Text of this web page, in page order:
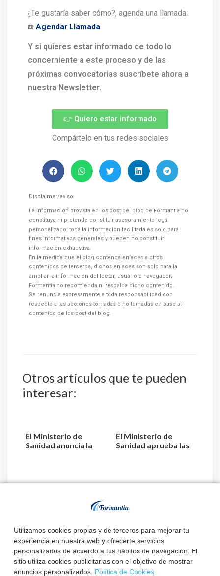
Utilizamos cookies propias y de terceros para mejorar tu
experiencia en nuestra web y ofrecerte servicios
personalizados de acuerdo a tus hábitos de navegación. El
sitio utiliza cookies publicitarias con el objetivo de mostrar
anuncios personalizados. Política de Cookies
¿Te gustaría saber cómo?, agenda una llamada:
☎️ Agendar Llamada
Y si quieres estar informado de todo lo
concerniente a este proceso y de las
próximas convocatorias suscríbete ahora a
nuestra Newsletter.
👉 Quiero estar informado
Compártelo en tus redes sociales
Disclaimer/aviso:
La información provista en los post del blog de Formantia no
constituye ni pretende constituir asesoramiento legal
personalizado; toda la información facilitada es solo para
fines informativos generales y pueden no constituir
información exhaustiva.
En la medida que el blog contenga enlaces a otros
contenidos de terceros, dichos enlaces son solo para la
ampliar la información del lector, usuario o navegador;
Formantia no recomienda ni respalda dicho contenido.
Se renuncia expresamente a toda responsabilidad con
respecto a las acciones tomadas o no tomadas en base al
contenido de los post del blog.
Otros artículos que te pueden
interesar:
El Ministerio de
Sanidad anuncia la
El Ministerio de
Sanidad aprueba las
Sanidad convoca el